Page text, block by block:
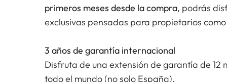
Gracias a su sellado eficaz contra el polvo, la
revestimiento Aquadura de las superficies
duraderas se pueden utilizar en casi todas las
preocupación.
primeros meses desde la compra, podrás
exclusivas pensadas para propietarios
3 años de garantía internacional
Disfruta de una extensión de garantía de 12
todo el mundo (no solo España).